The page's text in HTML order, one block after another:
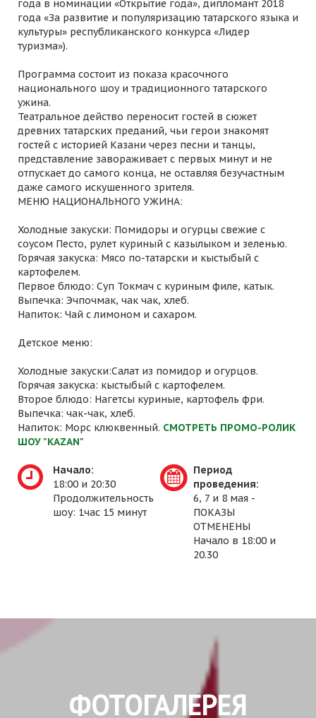
года в номинации «Открытие года», дипломант 2018
года «За развитие и популяризацию татарского языка и
культуры» республиканского конкурса «Лидер
туризма»).
Программа состоит из показа красочного
национального шоу и традиционного татарского
ужина.
Театральное действо переносит гостей в сюжет
древних татарских преданий, чьи герои знакомят
гостей с историей Казани через песни и танцы,
представление завораживает с первых минут и не
отпускает до самого конца, не оставляя безучастным
даже самого искушенного зрителя.
МЕНЮ НАЦИОНАЛЬНОГО УЖИНА:
Холодные закуски: Помидоры и огурцы свежие с
соусом Песто, рулет куриный с казылыком и зеленью.
Горячая закуска: Мясо по-татарски и кыстыбый с
картофелем.
Первое блюдо: Суп Токмач с куриным филе, катык.
Выпечка: Эчпочмак, чак чак, хлеб.
Напиток: Чай с лимоном и сахаром.
Детское меню:
Холодные закуски:Салат из помидор и огурцов.
Горячая закуска: кыстыбый с картофелем.
Второе блюдо: Нагетсы куриные, картофель фри.
Выпечка: чак-чак, хлеб.
Напиток: Морс клюквенный. СМОТРЕТЬ ПРОМО-РОЛИК
ШОУ "KAZAN"
Начало:
18:00 и 20:30
Продолжительность
шоу: 1час 15 минут
Период
проведения:
6, 7 и 8 мая -
ПОКАЗЫ
ОТМЕНЕНЫ
Начало в 18:00 и
20.30
ФОТОГАЛЕРЕЯ